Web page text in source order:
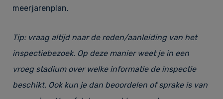
meerjarenplan.
Tip: vraag altijd naar de reden/aanleiding van het
inspectiebezoek. Op deze manier weet je in een
vroeg stadium over welke informatie de inspectie
beschikt. Ook kun je dan beoordelen of sprake is van